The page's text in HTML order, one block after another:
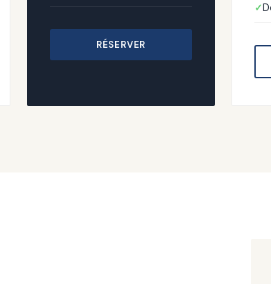
RÉSERVER